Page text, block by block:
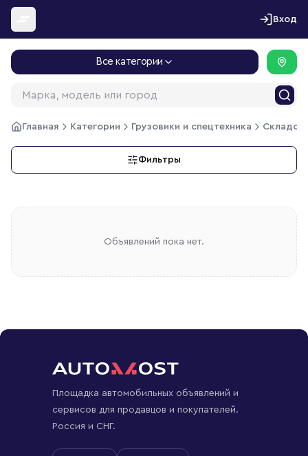
Перейти к содержимому
Вход
Все категории
Главная Категории Грузовики и спецтехника
Фильтры
Объявлений пока нет.
Площадка автомобильных объявлений и
сервисов для продавцов и покупателей.
Россия и СНГ.